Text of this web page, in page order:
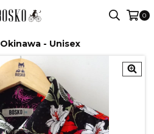
0
Okinawa - Unisex